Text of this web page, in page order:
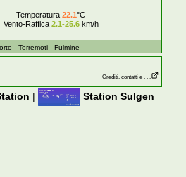
Temperatura 22.1°C
Vento-Raffica 2.1-25.6km/h
- Terremoti - Fulmine
Crediti, contatti e . . .
| Station Sulgen